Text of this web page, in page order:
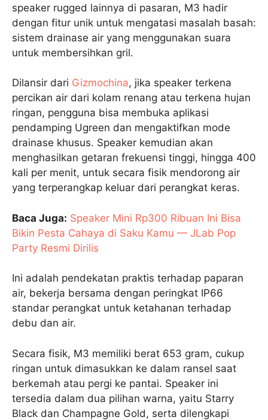
speaker rugged lainnya di pasaran, M3 hadir
dengan fitur unik untuk mengatasi masalah basah:
sistem drainase air yang menggunakan suara
untuk membersihkan gril.
Dilansir dari Gizmochina, jika speaker terkena
percikan air dari kolam renang atau terkena hujan
ringan, pengguna bisa membuka aplikasi
pendamping Ugreen dan mengaktifkan mode
drainase khusus. Speaker kemudian akan
menghasilkan getaran frekuensi tinggi, hingga 400
kali per menit, untuk secara fisik mendorong air
yang terperangkap keluar dari perangkat keras.
Baca Juga: Speaker Mini Rp300 Ribuan Ini Bisa
Bikin Pesta Cahaya di Saku Kamu — JLab Pop
Party Resmi Dirilis
Ini adalah pendekatan praktis terhadap paparan
air, bekerja bersama dengan peringkat IP66
standar perangkat untuk ketahanan terhadap
debu dan air.
Secara fisik, M3 memiliki berat 653 gram, cukup
ringan untuk dimasukkan ke dalam ransel saat
berkemah atau pergi ke pantai. Speaker ini
tersedia dalam dua pilihan warna, yaitu Starry
Black dan Champagne Gold, serta dilengkapi